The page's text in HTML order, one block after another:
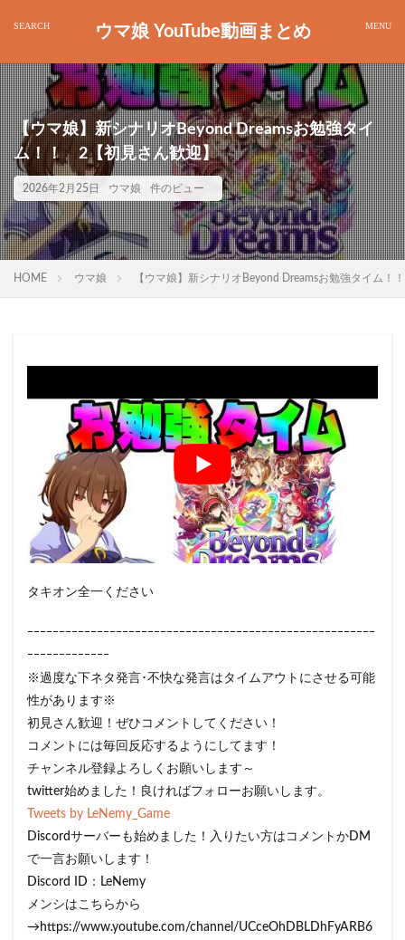
ウマ娘 YouTube動画まとめ
【ウマ娘】新シナリオBeyond Dreamsお勉強タイ
ム！！ 2【初見さん歓迎】
2026年2月25日 ウマ娘 件のビュー
HOME ウマ娘 【ウマ娘】新シナリオBeyond Dreamsお勉強タイム
タキオン全一ください
ｰｰｰｰｰｰｰｰｰｰｰｰｰｰｰｰｰｰｰｰｰｰｰｰｰｰｰｰｰｰｰｰｰｰｰｰｰｰｰｰｰｰｰｰｰｰｰｰｰｰｰｰｰｰｰ
ｰｰｰｰｰｰｰｰｰｰｰｰｰ
※過度な下ネタ発言･不快な発言はタイムアウトにさせる可能
性があります※
初見さん歓迎！ぜひコメントしてください！
コメントには毎回反応するようにしてます！
チャンネル登録よろしくお願いします～
twitter始めました！良ければフォローお願いします。
Tweets by LeNemy_Game
Discordサーバーも始めました！入りたい方はコメントかDM
で一言お願いします！
Discord ID：LeNemy
メンシはこちらから
→https://www.youtube.com/channel/UCceOhDBLDhFyARB6